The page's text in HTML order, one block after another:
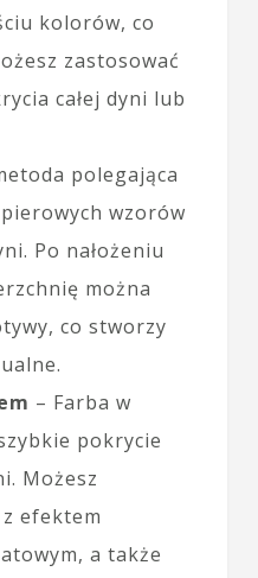
kolorów, co
zastosować
całej dyni lub
polegająca
wzorów
Po nałożeniu
można
co stworzy
– Farba w
pokrycie
Możesz
efektem
a także